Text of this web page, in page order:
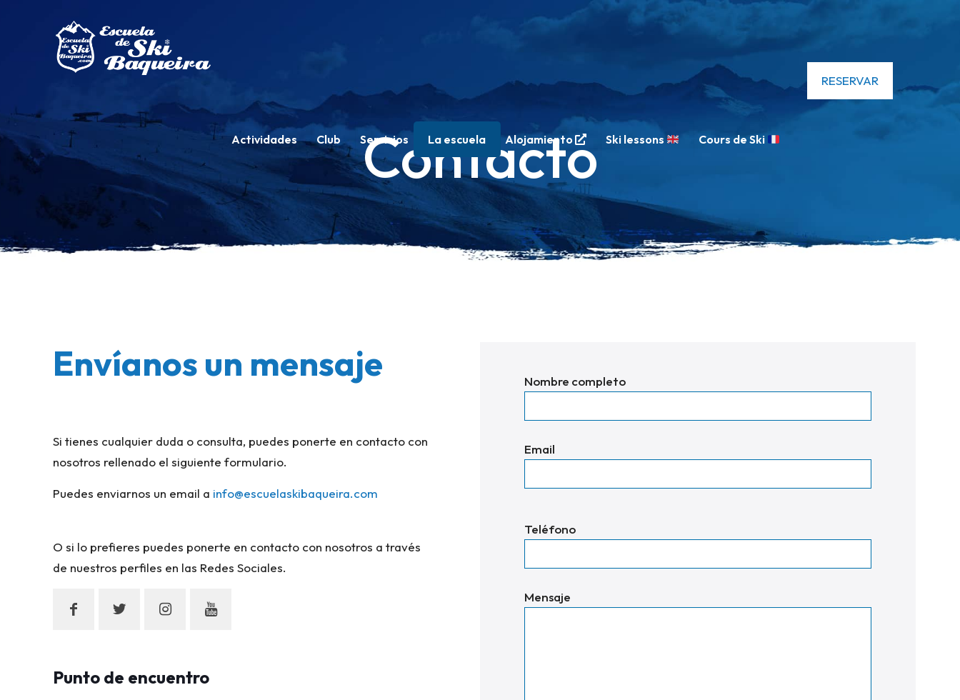
Actividades Club Servicios La escuela Alojamiento Ski lessons Cours de Ski
RESERVAR
Contacto
Envíanos un mensaje
Si tienes cualquier duda o consulta, puedes ponerte en contacto con
nosotros rellenado el siguiente formulario.
Puedes enviarnos un email a info@escuelaskibaqueira.com
O si lo prefieres puedes ponerte en contacto con nosotros a través
de nuestros perfiles en las Redes Sociales.
Punto de encuentro
Nombre completo
Email
favor,
campo
Teléfono
Mensaje